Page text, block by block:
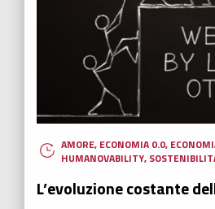
AMORE, ECONOMIA 0.0,
HUMANOVABILITY,
L’evoluzione costante